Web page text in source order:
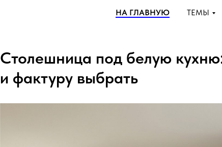
НА ГЛАВНУЮ ТЕМЫ
Столешница под белую
и фактуру выбрать